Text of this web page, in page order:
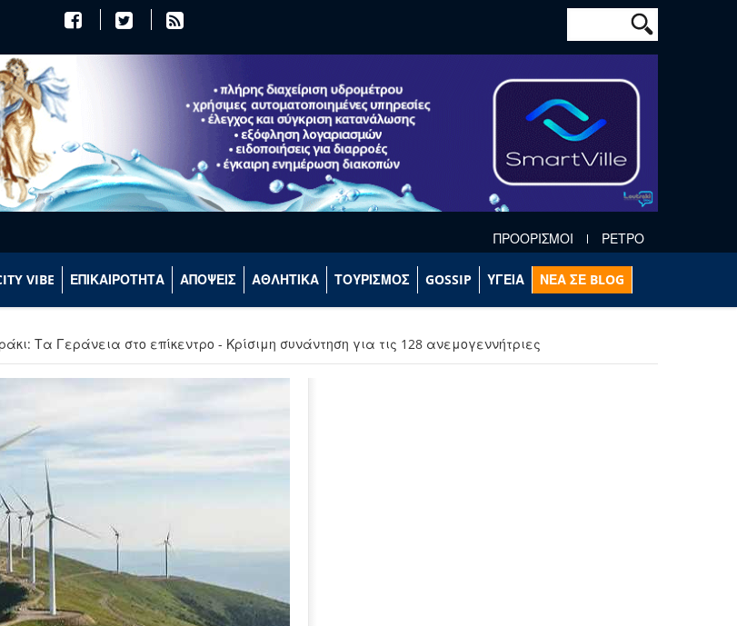
Φόρμα
Αναζήτηση
ΠΡΟΟΡΙΣΜΟΙ ΡΕΤΡΟ
VIBE ΕΠΙΚΑΙΡΟΤΗΤΑ ΑΠΟΨΕΙΣ ΑΘΛΗΤΙΚΑ ΤΟΥΡΙΣΜΟΣ GOSSIP ΥΓΕΙΑ ΝΕΑ ΣΕ BLOG
Τα Γεράνεια στο επίκεντρο - Κρίσιμη συνάντηση για τις 128 ανεμογεννήτριες